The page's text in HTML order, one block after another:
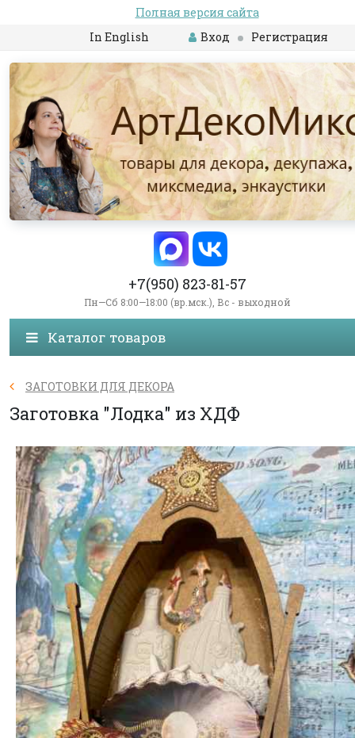
Полная версия сайта
In English
Вход Регистрация
+7(950) 823-81-57
Пн—Сб 8:00—18:00 (вр.мск.), Вс - выходной
Каталог товаров
ЗАГОТОВКИ ДЛЯ ДЕКОРА
Заготовка "Лодка" из ХДФ